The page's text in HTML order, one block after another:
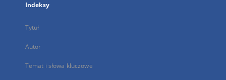
Indeksy
Tytuł
Autor
Temat i słowa kluczowe